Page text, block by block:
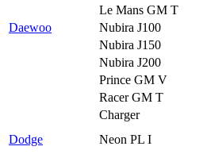
Daewoo
Le Mans GM T
Nubira J100
Nubira J150
Nubira J200
Prince GM V
Racer GM T
Dodge
Charger
Neon PL I